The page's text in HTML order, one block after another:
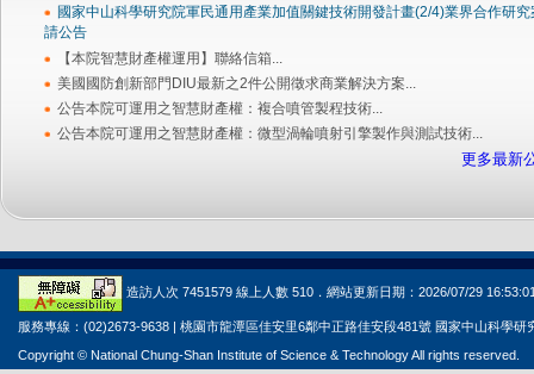
國家中山科學研究院軍民通用產業加值關鍵技術開發計畫(2/4)業界合作研究
請公告
【本院智慧財產權運用】聯絡信箱...
美國國防創新部門DIU最新之2件公開徵求商業解決方案...
公告本院可運用之智慧財產權：複合噴管製程技術...
公告本院可運用之智慧財產權：微型渦輪噴射引擎製作與測試技術...
更多最新
造訪人次 7451579 線上人數 510．網站更新日期：2026/07/29
服務專線：(02)2673-9638 | 桃園市龍潭區佳安里6鄰中正路佳安段481號 國家中山科學研
Copyright © National Chung-Shan Institute of Science & Technology All rights reserved.